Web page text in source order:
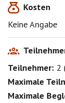
Kosten
Keine Angabe
Teilnehmer: 2
Maximale
Maximale